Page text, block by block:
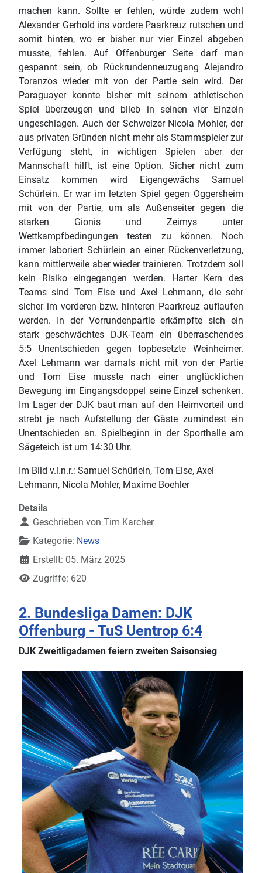
machen kann. Sollte er fehlen, würde zudem wohl
Alexander Gerhold ins vordere Paarkreuz rutschen und
somit hinten, wo er bisher nur vier Einzel abgeben
musste, fehlen. Auf Offenburger Seite darf man
gespannt sein, ob Rückrundenneuzugang Alejandro
Toranzos wieder mit von der Partie sein wird. Der
Paraguayer konnte bisher mit seinem athletischen
Spiel überzeugen und blieb in seinen vier Einzeln
ungeschlagen. Auch der Schweizer Nicola Mohler, der
aus privaten Gründen nicht mehr als Stammspieler zur
Verfügung steht, in wichtigen Spielen aber der
Mannschaft hilft, ist eine Option. Sicher nicht zum
Einsatz kommen wird Eigengewächs Samuel
Schürlein. Er war im letzten Spiel gegen Oggersheim
mit von der Partie, um als Außenseiter gegen die
starken Gionis und Zeimys unter
Wettkampfbedingungen testen zu können. Noch
immer laboriert Schürlein an einer Rückenverletzung,
kann mittlerweile aber wieder trainieren. Trotzdem soll
kein Risiko eingegangen werden. Harter Kern des
Teams sind Tom Eise und Axel Lehmann, die sehr
sicher im vorderen bzw. hinteren Paarkreuz auflaufen
werden. In der Vorrundenpartie erkämpfte sich ein
stark geschwächtes DJK-Team ein überraschendes
5:5 Unentschieden gegen topbesetzte Weinheimer.
Axel Lehmann war damals nicht mit von der Partie
und Tom Eise musste nach einer unglücklichen
Bewegung im Eingangsdoppel seine Einzel schenken.
Im Lager der DJK baut man auf den Heimvorteil und
strebt je nach Aufstellung der Gäste zumindest ein
Unentschieden an. Spielbeginn in der Sporthalle am
Sägeteich ist um 14:30 Uhr.
Im Bild v.l.n.r.: Samuel Schürlein, Tom Eise, Axel
Lehmann, Nicola Mohler, Maxime Boehler
Details
Geschrieben von Tim Karcher
Kategorie: News
Erstellt: 05. März 2025
Zugriffe: 620
2. Bundesliga Damen: DJK
Offenburg - TuS Uentrop 6:4
DJK Zweitligadamen feiern zweiten Saisonsieg